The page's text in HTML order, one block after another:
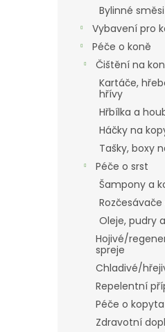
Bylinné
Vybavení pro
Péče o koně
Čištění na
Kartáče,
hřívy
Hřbílka a
Háčky na
Tašky, boxy
Péče o srst
Šampony a
Oleje, pudry
Hojivé/
spreje
Chladivé/
Repelentní
Péče o kopyta
Zdravotní